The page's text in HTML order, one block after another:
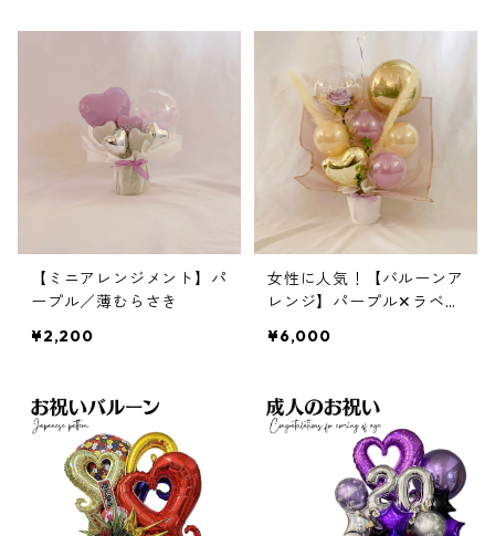
【ミニアレンジメント】パ
ープル／薄むらさき
¥2,200
女性に人気！【バルーンア
レンジ】パープル✕ラベン
¥6,000